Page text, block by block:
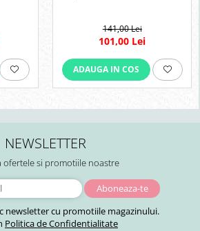
141,00 Lei
101,00 Lei
ADAUGA IN COS
NEWSLETTER
ofertele si promotiile noastre
newsletter cu promotiile magazinului.
Politica de Confidentialitate